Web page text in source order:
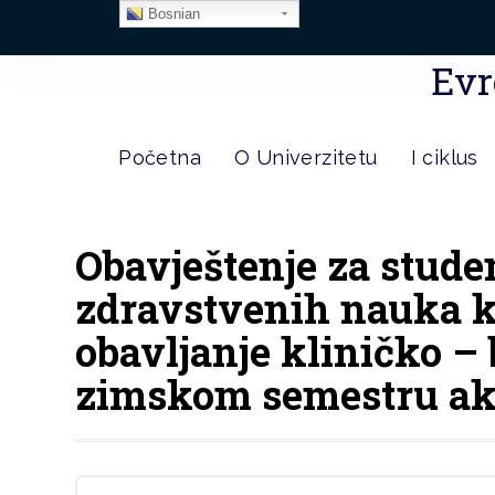
Početna O Univerzitetu I ciklus
Obavještenje za
zdravstvenih nauka
obavljanje kliničko –
zimskom semestru
Bosnian